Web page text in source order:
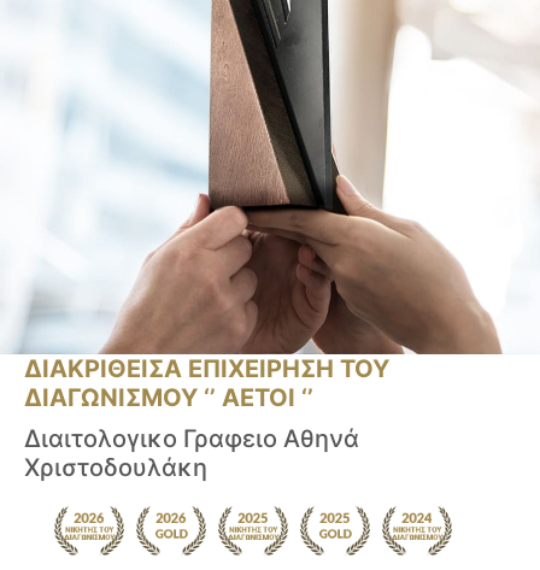
ΔΙΑΚΡΙΘΕΙΣΑ ΕΠΙΧΕΙΡΗΣΗ ΤΟΥ
ΔΙΑΓΩΝΙΣΜΟΥ ‘’ ΑΕΤΟΙ ‘’
Διαιτολογικο Γραφειο Αθηνά
Χριστοδουλάκη